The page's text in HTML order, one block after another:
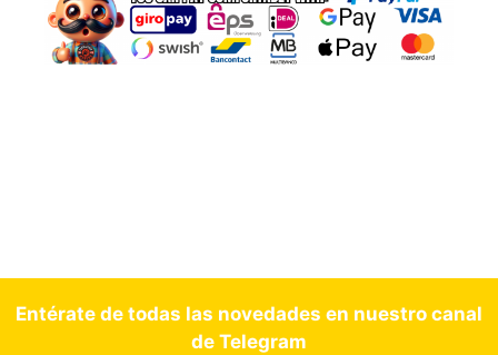
Entérate de todas las novedades en nuestro canal
de Telegram